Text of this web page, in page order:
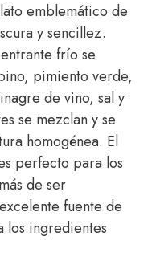
emblemático de
y sencillez.
frío se
pimiento verde,
de vino, sal y
se mezclan y se
homogénea. El
perfecto para los
de ser
fuente de
los ingredientes